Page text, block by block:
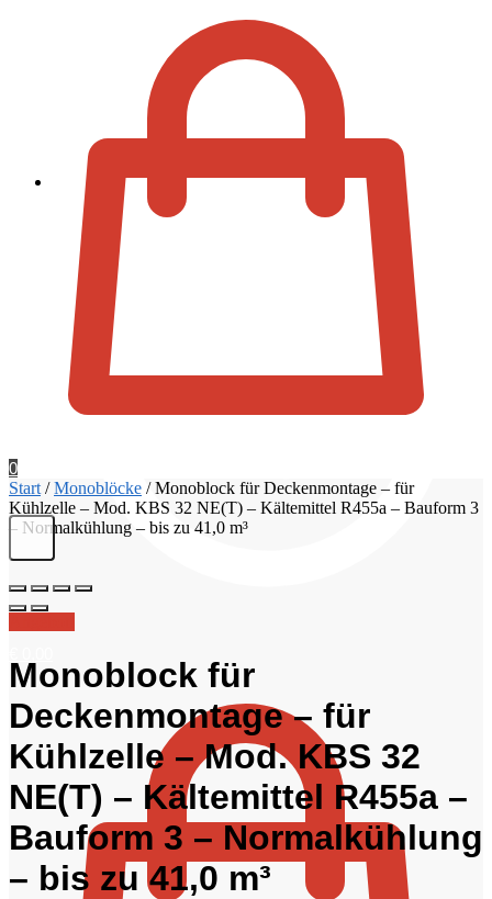
Zur Kassa
0
Start /Monoblöcke /Monoblock für Deckenmontage – für
Kühlzelle – Mod. KBS 32 NE(T) – Kältemittel R455a – Bauform 3
– Normalkühlung – bis zu 41,0 m³
Monoblock für
Deckenmontage – für
Kühlzelle – Mod. KBS 32
NE(T) – Kältemittel R455a –
Bauform 3 – Normalkühlung
– bis zu 41,0 m³